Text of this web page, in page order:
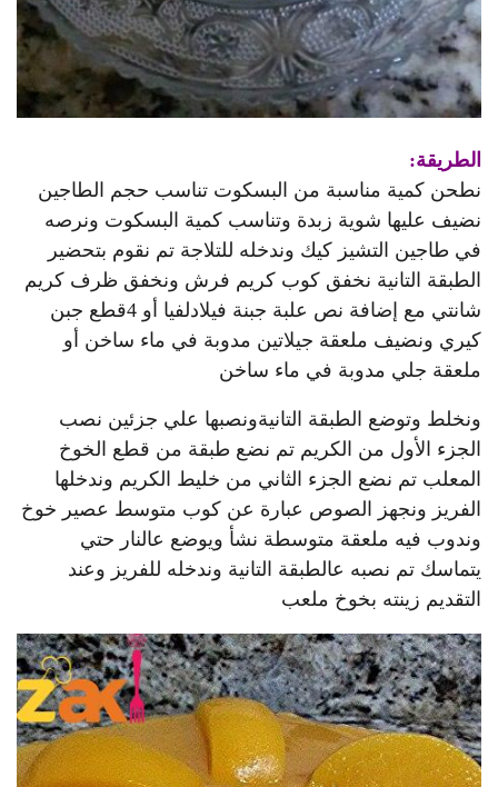
الطريقة:
نطحن كمية مناسبة من البسكوت تناسب حجم الطاجين
نضيف عليها شوية زبدة وتناسب كمية البسكوت ونرصه
في طاجين التشيز كيك وندخله للتلاجة تم نقوم بتحضير
الطبقة التانية نخفق كوب كريم فرش ونخفق ظرف كريم
شانتي مع إضافة نص علبة جبنة فيلادلفيا أو 4قطع جبن
كيري ونضيف ملعقة جيلاتين مدوبة في ماء ساخن أو
ملعقة جلي مدوبة في ماء ساخن
ونخلط وتوضع الطبقة التانيةونصبها علي جزئين نصب
الجزء الأول من الكريم تم نضع طبقة من قطع الخوخ
المعلب تم نضع الجزء الثاني من خليط الكريم وندخلها
الفريز ونجهز الصوص عبارة عن كوب متوسط عصير خوخ
وندوب فيه ملعقة متوسطة نشأ ويوضع عالنار حتي
يتماسك تم نصبه عالطبقة التانية وندخله للفريز وعند
التقديم زينته بخوخ ملعب